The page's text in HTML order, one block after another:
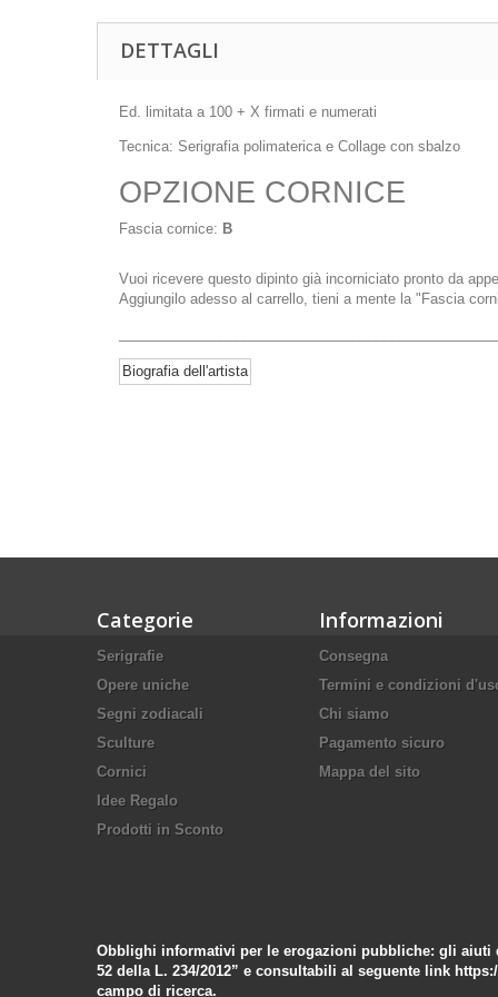
DETTAGLI
Ed. limitata a 100 + X firmati e numerati
Tecnica: Serigrafia polimaterica e Collage con sbalzo
OPZIONE CORNICE
Fascia cornice: B
Vuoi ricevere questo dipinto già incorniciato pronto da
Aggiungilo adesso al carrello, tieni a mente la "Fascia
Biografia dell'artista
Categorie
Serigrafie
Opere uniche
Segni zodiacali
Sculture
Cornici
Idee Regalo
Prodotti in Sconto
Informazioni
Consegna
Termini e condizioni
Chi siamo
Pagamento sicuro
Mappa del sito
Obblighi informativi per le erogazioni pubbliche: gli aiuti
52 della L. 234/2012” e consultabili al seguente link
campo di ricerca.